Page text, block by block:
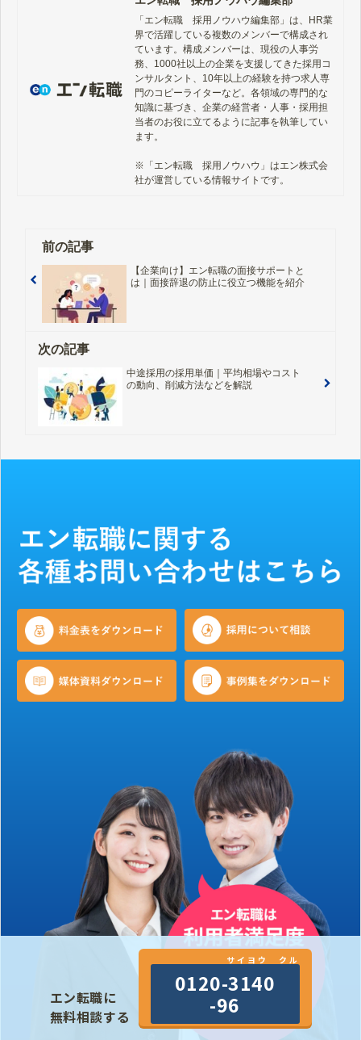
「エン転職　採用ノウハウ編集部」は、HR業
界で活躍している複数のメンバーで構成され
ています。構成メンバーは、現役の人事労
務、1000社以上の企業を支援してきた採用コ
ンサルタント、10年以上の経験を持つ求人専
門のコピーライターなど。各領域の専門的な
知識に基づき、企業の経営者・人事・採用担
当者のお役に立てるように記事を執筆してい
ます。
※「エン転職　採用ノウハウ」はエン株式会
社が運営している情報サイトです。
前の記事
【企業向け】エン転職の面接サポートと
は｜面接辞退の防止に役立つ機能を紹介
次の記事
中途採用の採用単価｜平均相場やコスト
の動向、削減方法などを解説
エン転職に
無料相談する
サイヨウ クル
0120-3140
-96